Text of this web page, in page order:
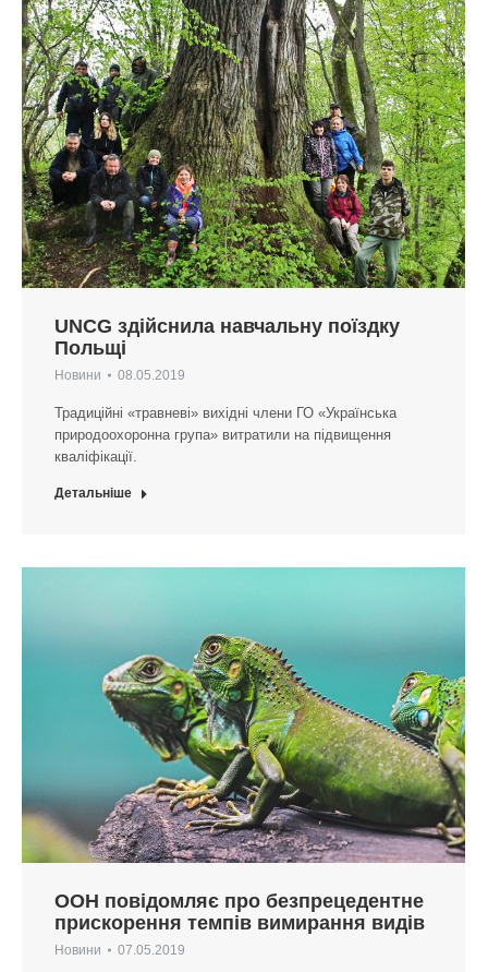
UNCG здійснила навчальну поїздку
Польщі
Новини 08.05.2019
Традиційні «травневі» вихідні члени ГО «Українська
природоохоронна група» витратили на підвищення
кваліфікації.
Детальніше
ООН повідомляє про безпрецедентне
прискорення темпів вимирання видів
Новини 07.05.2019